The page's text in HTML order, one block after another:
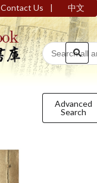
Contact Us | 中文
Advanced
Search